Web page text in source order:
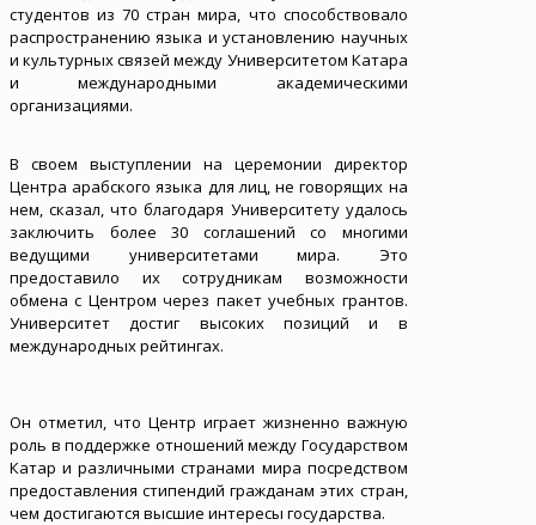
студентов из 70 стран мира, что способствовало
распространению языка и установлению научных
и культурных связей между Университетом Катара
и международными академическими
организациями.
В своем выступлении на церемонии директор
Центра арабского языка для лиц, не говорящих на
нем, сказал, что благодаря Университету удалось
заключить более 30 соглашений со многими
ведущими университетами мира. Это
предоставило их сотрудникам возможности
обмена с Центром через пакет учебных грантов.
Университет достиг высоких позиций и в
международных рейтингах.
Он отметил, что Центр играет жизненно важную
роль в поддержке отношений между Государством
Катар и различными странами мира посредством
предоставления стипендий гражданам этих стран,
чем достигаются высшие интересы государства.